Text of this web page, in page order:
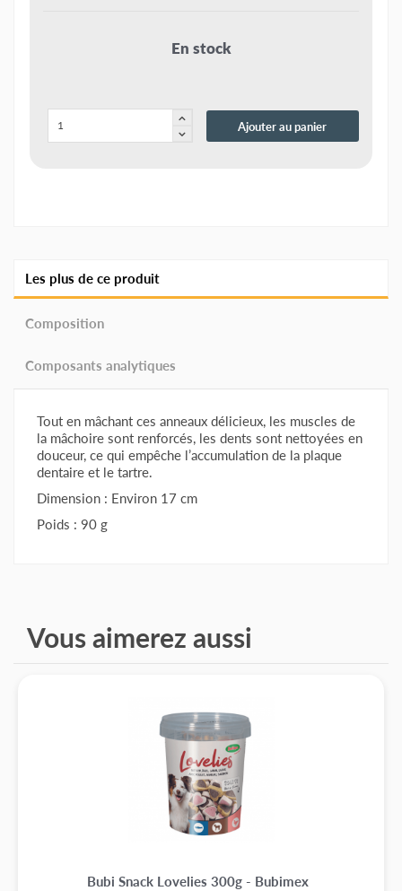
En stock
Ajouter au panier
Les plus de ce produit
Composition
Composants analytiques
Tout en mâchant ces anneaux délicieux, les muscles de
la mâchoire sont renforcés, les dents sont nettoyées en
douceur, ce qui empêche l’accumulation de la plaque
dentaire et le tartre.
Dimension : Environ 17 cm
Poids : 90 g
cendres brutes 6,0 %
Vous aimerez aussi
Bubi Snack Lovelies 300g - Bubimex